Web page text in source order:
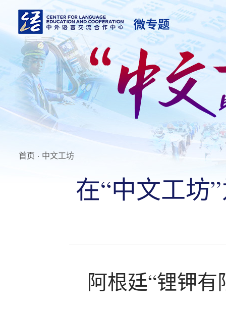
首页 · 中文工坊
在“中文工坊
阿根廷“锂钾